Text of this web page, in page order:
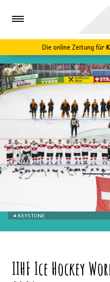
Die online Zeitung für
KEYSTONE
IIHF Ice Hockey